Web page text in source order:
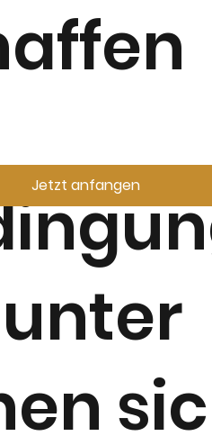
engagierte Mitarbeiter, um
Jetzt anfangen